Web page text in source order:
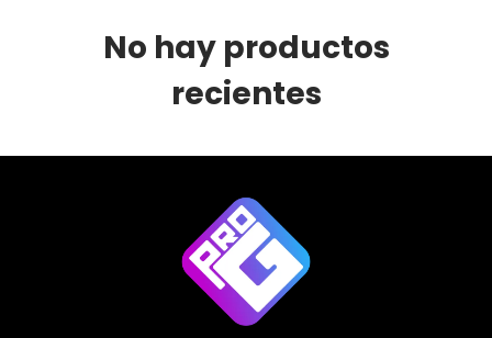
No hay productos
recientes